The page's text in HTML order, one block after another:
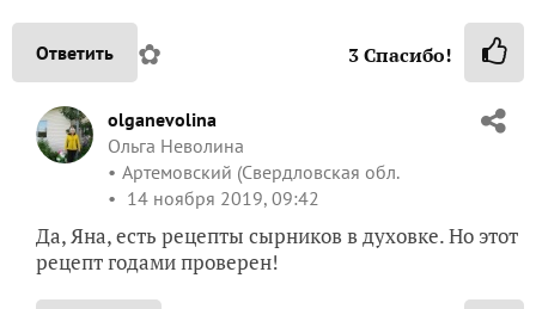
Ответить ✿ 3Спасибо!
olganevolina
Ольга Неволина
Артемовский (Свердловская обл.
14 ноября 2019, 09:42
Да, Яна, есть рецепты сырников в духовке. Но этот
рецепт годами проверен!